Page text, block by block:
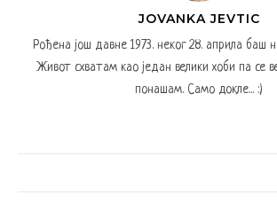
JOVANKA JEVTIC
Рођена још давне 1973. неког 28. априла баш
Живот схватам као један велики хоби па се
понашам. Само докле... :)